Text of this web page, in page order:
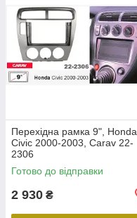
Перехідна рамка 9", Honda
Civic 2000-2003, Carav 22-
2306
Готово до відправки
2 930 ₴